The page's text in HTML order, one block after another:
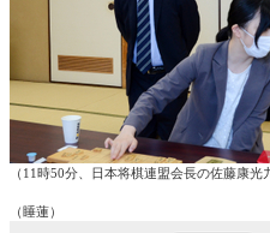
（11時50分、日本将棋連盟会長の佐藤康光
（睡蓮）